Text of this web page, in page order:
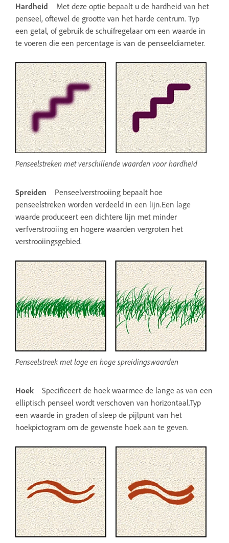
Hardheid
Met deze optie bepaalt u de hardheid van het
penseel, oftewel de grootte van het harde centrum. Typ
een getal, of gebruik de schuifregelaar om een waarde in
te voeren die een percentage is van de penseeldiameter.
Penseelstreken met verschillende waarden voor hardheid
Spreiden
Penseelverstrooiing bepaalt hoe
penseelstreken worden verdeeld in een lijn.Een lage
waarde produceert een dichtere lijn met minder
verfverstrooiing en hogere waarden vergroten het
verstrooiingsgebied.
Penseelstreek met lage en hoge spreidingswaarden
Hoek
Specificeert de hoek waarmee de lange as van een
elliptisch penseel wordt verschoven van horizontaal.Typ
een waarde in graden of sleep de pijlpunt van het
hoekpictogram om de gewenste hoek aan te geven.